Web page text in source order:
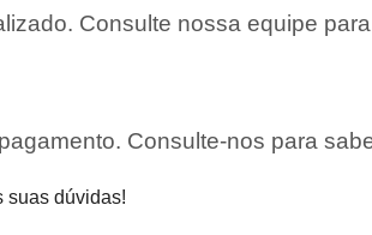
Consulte nossa equipe
Consulte-nos para
suas dúvidas!